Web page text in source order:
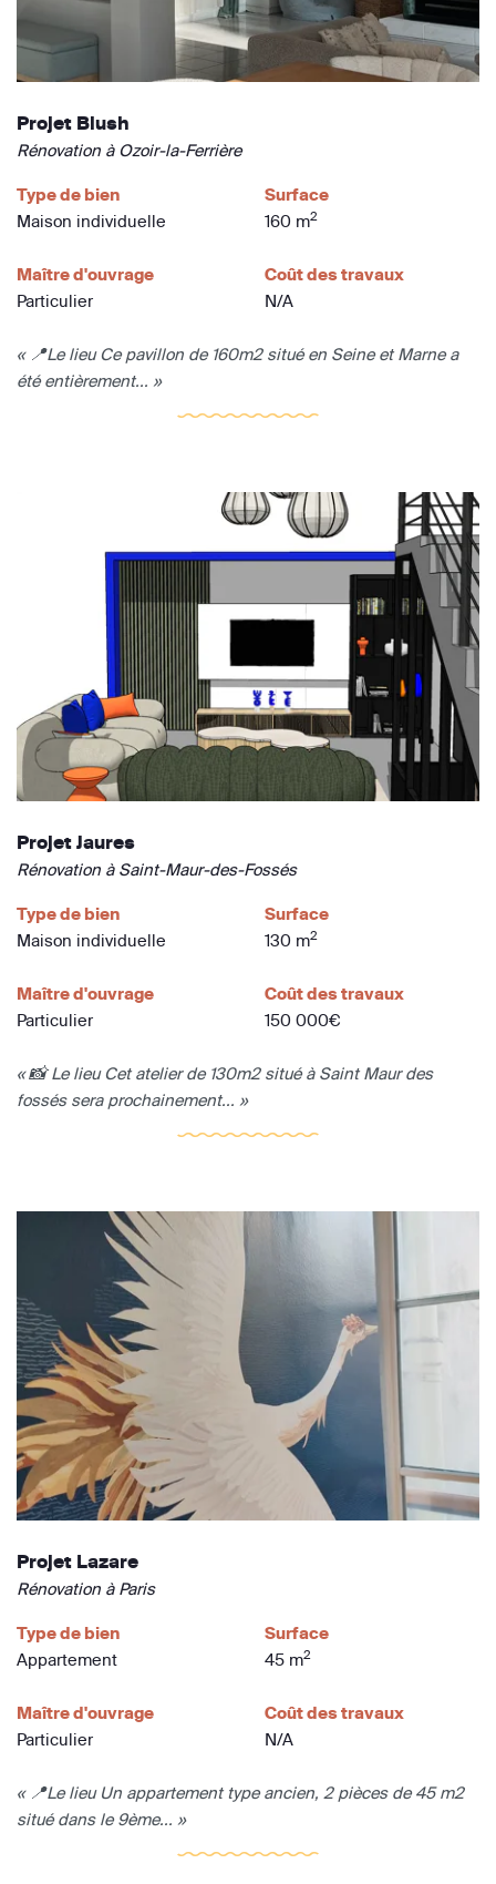
Projet Blush
Rénovation à Ozoir-la-Ferrière
Type de bien
Maison individuelle
Surface
160 m2
Maître d'ouvrage
Particulier
Coût des travaux
N/A
« 📍 Le lieu Ce pavillon de 160m2 situé en Seine et Marne a
été entièrement... »
Projet Jaures
Rénovation à Saint-Maur-des-Fossés
Type de bien
Maison individuelle
Surface
130 m2
Maître d'ouvrage
Particulier
Coût des travaux
150 000€
« 📸 Le lieu Cet atelier de 130m2 situé à Saint Maur des
fossés sera prochainement... »
Projet Lazare
Rénovation à Paris
Type de bien
Appartement
Surface
45 m2
Maître d'ouvrage
Particulier
Coût des travaux
N/A
« 📍 Le lieu Un appartement type ancien, 2 pièces de 45 m2
situé dans le 9ème... »